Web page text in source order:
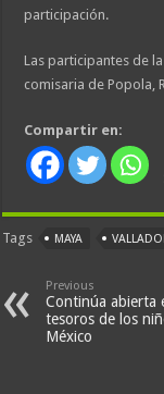
participación.
Las participantes de
comisaria de Popola,
Compartir en:
Tags MAYA
Previous
Continúa abierta
tesoros de los
México